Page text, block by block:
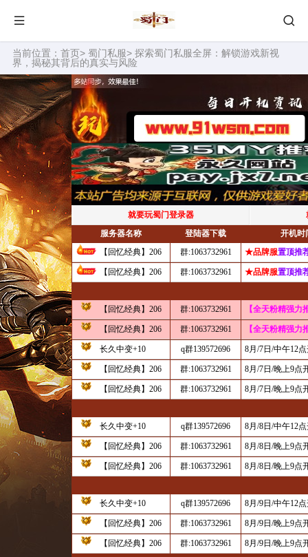
当前位置： 首页> 蜀门私服> 探索蜀门私服全屏：解锁游戏新视
界，揭秘其背后的真实与风险